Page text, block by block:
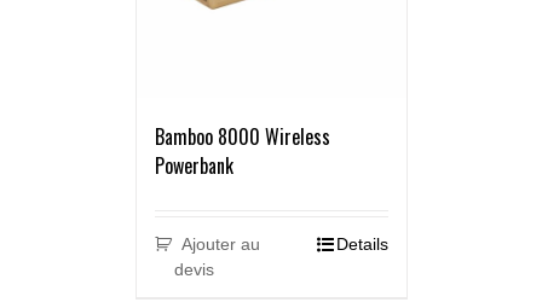
Bamboo 8000 Wireless
Powerbank
Ajouter au
devis
Details